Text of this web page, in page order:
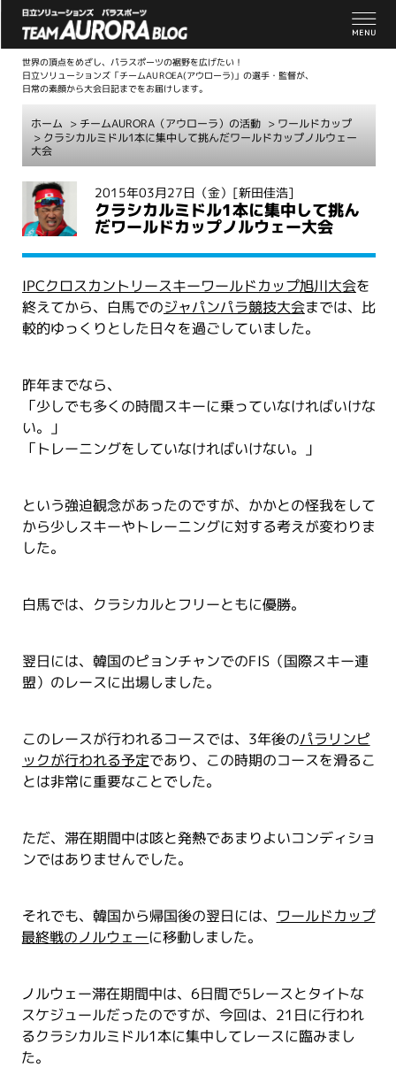
世界の頂点をめざし、パラスポーツの裾野を広げたい！
日立ソリューションズ「チームAUROEA(アウローラ)」の選手・監督が、
日常の素顔から大会日記までをお届けします。
ホーム > チームAURORA（アウローラ）の活動 > ワールドカップ
> クラシカルミドル1本に集中して挑んだワールドカップノルウェー
大会
2015年03月27日（金） [新田佳浩]
クラシカルミドル1本に集中して挑ん
だワールドカップノルウェー大会
IPCクロスカントリースキーワールドカップ旭川大会を
終えてから、白馬でのジャパンパラ競技大会までは、比
較的ゆっくりとした日々を過ごしていました。
昨年までなら、
「少しでも多くの時間スキーに乗っていなければいけな
い。」
「トレーニングをしていなければいけない。」
という強迫観念があったのですが、かかとの怪我をして
から少しスキーやトレーニングに対する考えが変わりま
した。
白馬では、クラシカルとフリーともに優勝。
翌日には、韓国のピョンチャンでのFIS（国際スキー連
盟）のレースに出場しました。
このレースが行われるコースでは、3年後のパラリンピ
ックが行われる予定であり、この時期のコースを滑るこ
とは非常に重要なことでした。
ただ、滞在期間中は咳と発熱であまりよいコンディショ
ンではありませんでした。
それでも、韓国から帰国後の翌日には、 ワールドカップ
最終戦のノルウェーに移動しました。
ノルウェー滞在期間中は、6日間で5レースとタイトな
スケジュールだったのですが、今回は、21日に行われ
るクラシカルミドル1本に集中してレースに臨みまし
た。